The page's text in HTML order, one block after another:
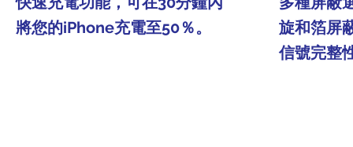
將您的iPhone充電至50％。
旋和箔屏
信號完整